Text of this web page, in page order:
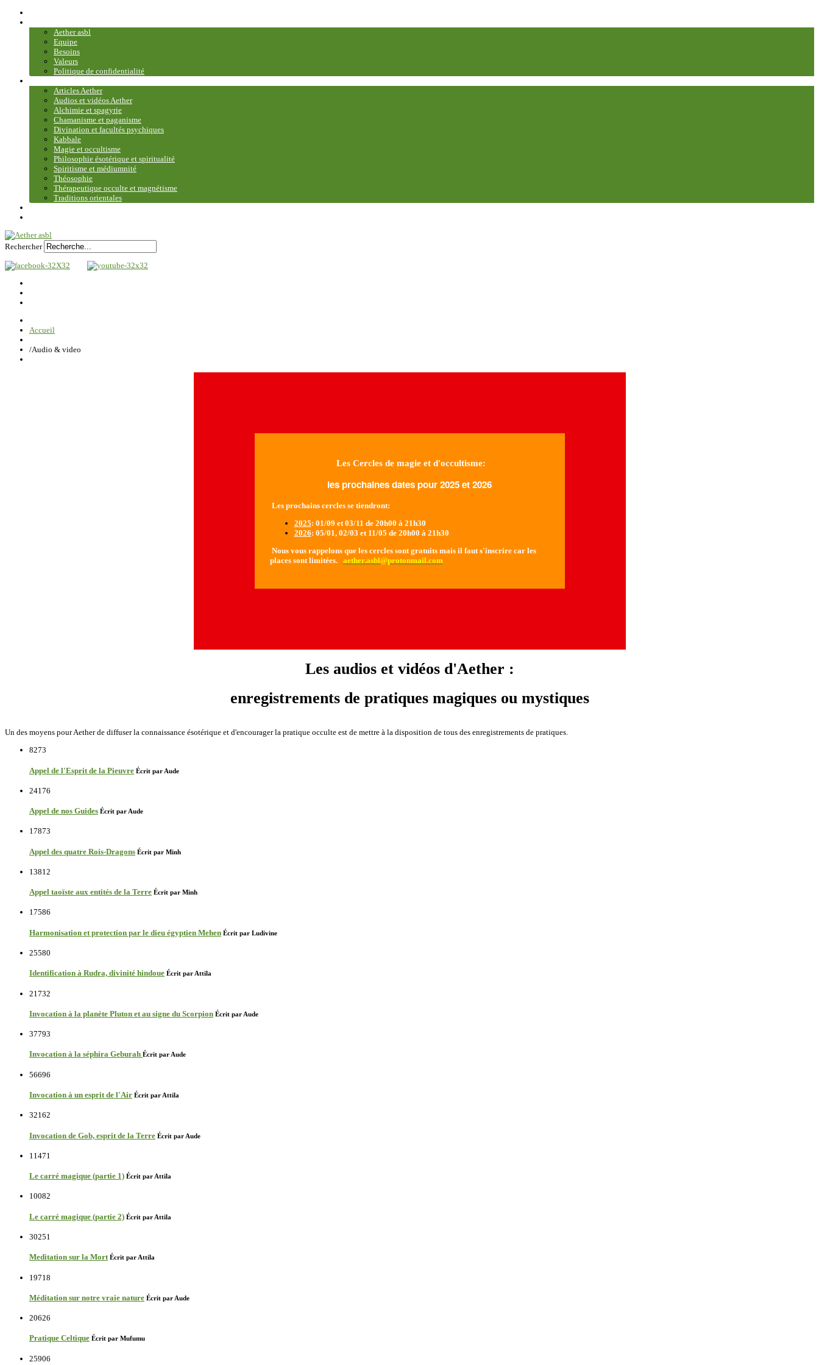
Aether asbl
Equipe
Besoins
Valeurs
Politique de confidentialité
Articles Aether
Audios et vidéos Aether
Alchimie et spagyrie
Chamanisme et paganisme
Divination et facultés psychiques
Kabbale
Magie et occultisme
Philosophie ésotérique et spiritualité
Spiritisme et médiumnité
Théosophie
Thérapeutique occulte et magnétisme
Traditions orientales
Rechercher
Accueil
/Audio & video
Les Cercles de magie et d'occultisme:
les prochaines dates pour 2025 et 2026
Les prochains cercles se tiendront:
2025: 01/09 et 03/11 de 20h00 à 21h30
2026: 05/01, 02/03 et 11/05 de 20h00 à 21h30
Nous vous rappelons que les cercles sont gratuits mais il faut s'inscrire car les
places sont limitées.
aether.asbl@protonmail.com
Les audios et vidéos d'Aether :
enregistrements de pratiques magiques ou mystiques
Un des moyens pour Aether de diffuser la connaissance ésotérique et d'encourager la pratique occulte est de mettre à la disposition de tous des enregistrements de pratiques.
8273
Appel de l'Esprit de la Pieuvre Écrit par Aude
24176
Appel de nos Guides Écrit par Aude
17873
Appel des quatre Rois-Dragons Écrit par Minh
13812
Appel taoïste aux entités de la Terre Écrit par Minh
17586
Harmonisation et protection par le dieu égyptien Mehen Écrit par Ludivine
25580
Identification à Rudra, divinité hindoue Écrit par Attila
21732
Invocation à la planète Pluton et au signe du Scorpion Écrit par Aude
37793
Invocation à la séphira Geburah Écrit par Aude
56696
Invocation à un esprit de l'Air Écrit par Attila
32162
Invocation de Gob, esprit de la Terre Écrit par Aude
11471
Le carré magique (partie 1) Écrit par Attila
10082
Le carré magique (partie 2) Écrit par Attila
30251
Meditation sur la Mort Écrit par Attila
19718
Méditation sur notre vraie nature Écrit par Aude
20626
Pratique Celtique Écrit par Mufumu
25906